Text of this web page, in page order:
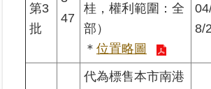
第3
批
47
桂，權利範圍：全
部）
＊ 位置略圖
8/
代為標售本市南港